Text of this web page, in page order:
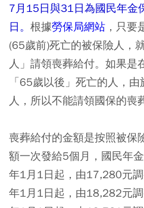
7月15日與31日為國民年金
日。 根據勞保局網站 ，只要
(65歲前)死亡的被保險人，
人」請領喪葬給付。如果是
「65歲以後」死亡的人，
人，所以不能請領國保的喪
喪葬給付的金額是按照被保
額一次發給5個月，國民年
年1月1日起，由17,280元
年1月1日起，由18,282元